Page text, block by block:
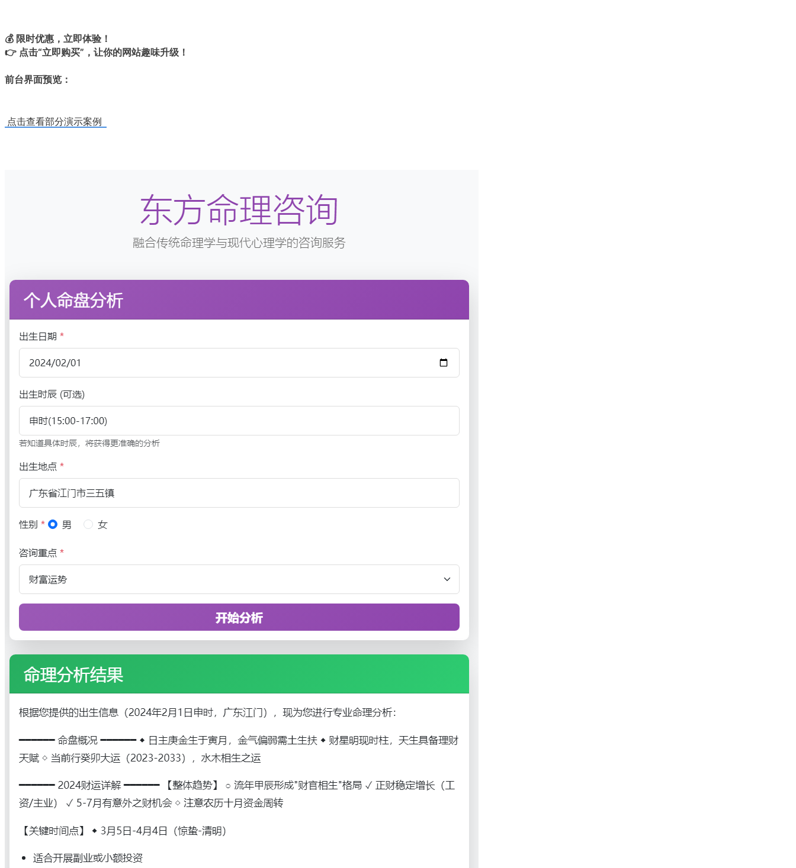
💰 限时优惠，立即体验！
👉 点击“立即购买”，让你的网站趣味升级！
前台界面预览：
点击查看部分演示案例